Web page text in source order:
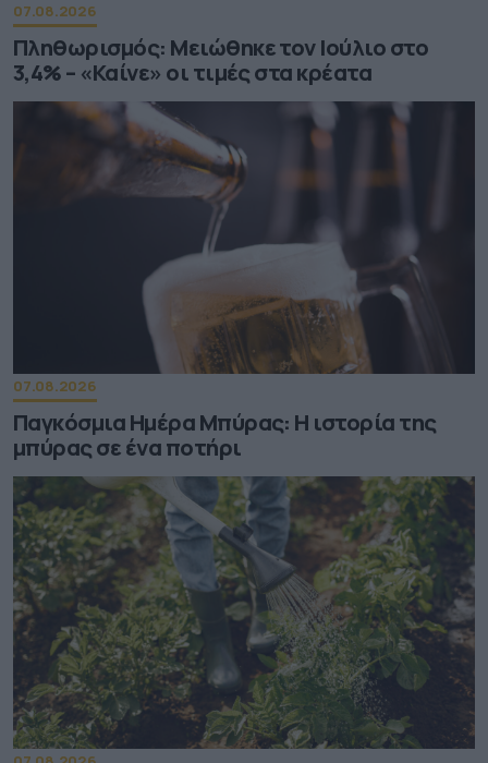
07.08.2026
Πληθωρισμός: Μειώθηκε τον Ιούλιο στο
3,4% – «Καίνε» οι τιμές στα κρέατα
07.08.2026
Παγκόσμια Ημέρα Μπύρας: Η ιστορία της
μπύρας σε ένα ποτήρι